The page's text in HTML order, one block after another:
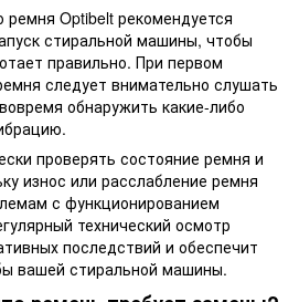
ремня Optibelt рекомендуется
стиральной машины, чтобы
правильно. При первом
следует внимательно слушать
обнаружить какие-либо
проверять состояние ремня и
износ или расслабление ремня
с функционированием
технический осмотр
последствий и обеспечит
вашей стиральной машины.